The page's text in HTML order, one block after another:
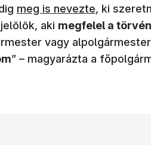
(új ablakban nyílik meg)
meg is nevezte, ki
aki megfelel a
vagy
” – magyarázta a